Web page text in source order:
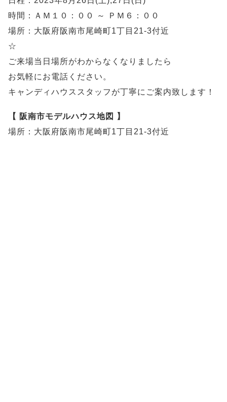
時間：ＡＭ１０：００ ～ ＰＭ６：００
場所：大阪府阪南市尾崎町1丁目21-3付近
☆
ご来場当日場所がわからなくなりましたら
お気軽にお電話ください。
キャンディハウススタッフが丁寧にご案内致します！
【 阪南市モデルハウス地図 】
場所：大阪府阪南市尾崎町1丁目21-3付近